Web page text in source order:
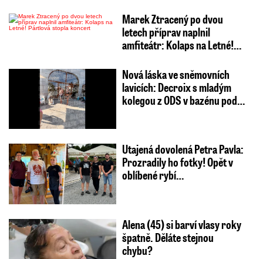
Marek Ztracený po dvou
letech příprav naplnil
amfiteátr: Kolaps na Letné!…
Nová láska ve sněmovních
lavicích: Decroix s mladým
kolegou z ODS v bazénu pod…
Utajená dovolená Petra Pavla:
Prozradily ho fotky! Opět v
oblíbené rybí…
Alena (45) si barví vlasy roky
špatně. Děláte stejnou
chybu?